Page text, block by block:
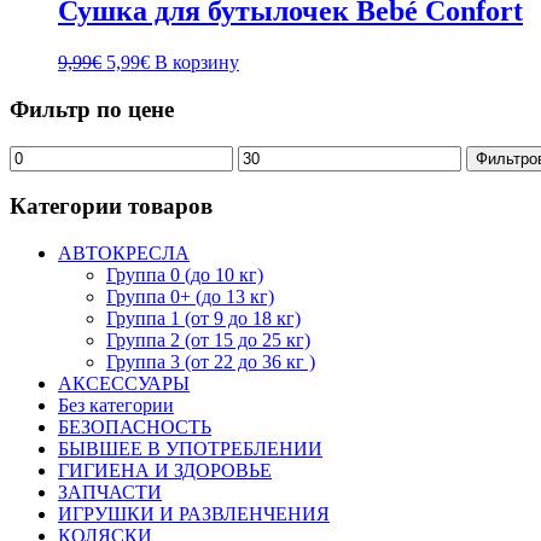
Сушка для бутылочек Bebé Confort
9,99€ 5,99€ В корзину
Фильтр по цене
Категории товаров
АВТОКРЕСЛА
Группа 0 (до 10 кг)
Группа 0+ (до 13 кг)
Группа 1 (от 9 до 18 кг)
Группа 2 (от 15 до 25 кг)
Группа 3 (от 22 до 36 кг )
АКСЕССУАРЫ
Без категории
БЕЗОПАСНОСТЬ
БЫВШЕЕ В УПОТРЕБЛЕНИИ
ГИГИЕНА И ЗДОРОВЬЕ
ЗАПЧАСТИ
ИГРУШКИ И РАЗВЛЕНЧЕНИЯ
КОЛЯСКИ